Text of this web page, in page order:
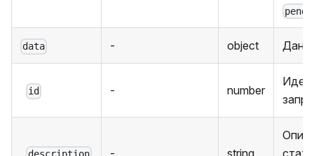
data - object
id - number